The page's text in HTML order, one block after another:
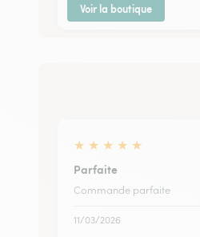
Voir la boutique
★ ★ ★ ★ ★
Parfaite
Commande parfaite
11/03/2026